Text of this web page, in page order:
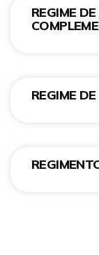
REGIME
REGIME